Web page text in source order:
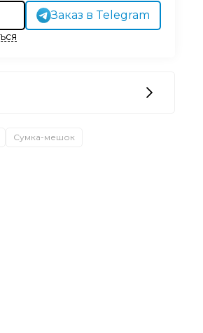
Заказ в Telegram
Сумка-мешок